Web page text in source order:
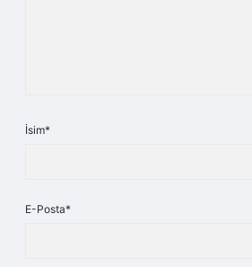
İsim*
E-Posta*